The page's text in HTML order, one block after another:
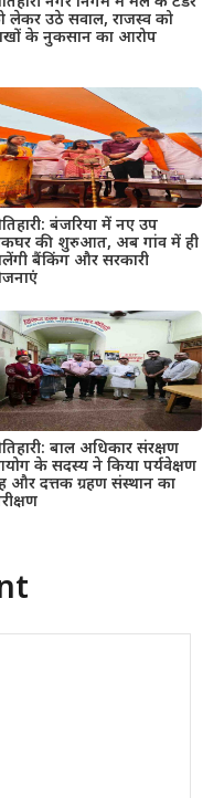
लेकर उठे सवाल, राजस्व को
के नुकसान का आरोप
बंजरिया में नए उप
की शुरुआत, अब गांव में ही
बैंकिंग और सरकारी
बाल अधिकार संरक्षण
के सदस्य ने किया पर्यवेक्षण
और दत्तक ग्रहण संस्थान का